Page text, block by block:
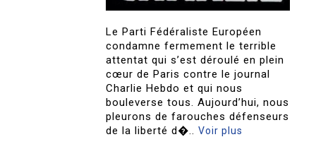
Le Parti Fédéraliste Européen
condamne fermement le terrible
attentat qui s’est déroulé en plein
cœur de Paris contre le journal
Charlie Hebdo et qui nous
bouleverse tous. Aujourd’hui, nous
pleurons de farouches défenseurs
de la liberté d�..Voir plus